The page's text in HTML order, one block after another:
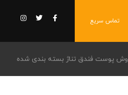
تماس سریع
پوست فندق تناژ بسته بندی شده